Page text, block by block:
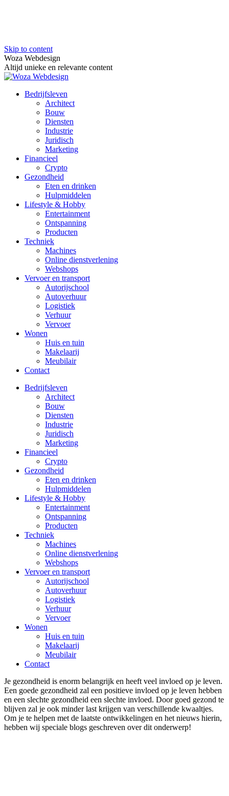
Skip to content
Woza Webdesign
Altijd unieke en relevante content
Bedrijfsleven
Architect
Bouw
Diensten
Industrie
Juridisch
Marketing
Financieel
Crypto
Gezondheid
Eten en drinken
Hulpmiddelen
Lifestyle & Hobby
Entertainment
Ontspanning
Producten
Techniek
Machines
Online dienstverlening
Webshops
Vervoer en transport
Autorijschool
Autoverhuur
Logistiek
Verhuur
Vervoer
Wonen
Huis en tuin
Makelaarij
Meubilair
Contact
Bedrijfsleven
Architect
Bouw
Diensten
Industrie
Juridisch
Marketing
Financieel
Crypto
Gezondheid
Eten en drinken
Hulpmiddelen
Lifestyle & Hobby
Entertainment
Ontspanning
Producten
Techniek
Machines
Online dienstverlening
Webshops
Vervoer en transport
Autorijschool
Autoverhuur
Logistiek
Verhuur
Vervoer
Wonen
Huis en tuin
Makelaarij
Meubilair
Contact
Je gezondheid is enorm belangrijk en heeft veel invloed op je leven.
Een goede gezondheid zal een positieve invloed op je leven hebben
en een slechte gezondheid een slechte invloed. Door goed gezond te
blijven zal je ook minder last krijgen van verschillende kwaaltjes.
Om je te helpen met de laatste ontwikkelingen en het nieuws hierin,
hebben wij speciale blogs geschreven over dit onderwerp!